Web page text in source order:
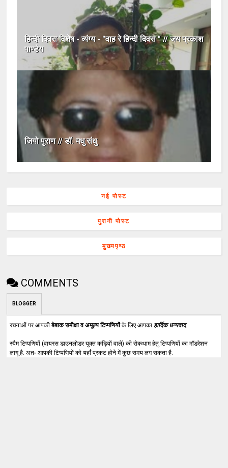
हिन्दी दिवस विशेष - व्यंग्य - "वाह रे हिन्दी दिवस " // जय प्रकाश
पाण्डेय
जियो पुराण // डॉ. मधु संधु
नई पोस्ट
पुरानी पोस्ट
मुख्यपृष्ठ
COMMENTS
BLOGGER
रचनाओं पर आपकीबेबाक समीक्षा व अमूल्य टिप्पणियोंके लिए आपका हार्दिक धन्यवाद.
स्पैम टिप्पणियों (वायरस डाउनलोडर युक्त कड़ियों वाले) की रोकथाम हेतु टिप्पणियों का मॉडरेशन
लागू है. अतः आपकी टिप्पणियों को यहाँ प्रकट होने में कुछ समय लग सकता है.